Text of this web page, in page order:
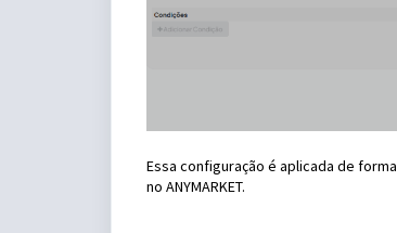
Essa configuração é aplicada de forma
no ANYMARKET.